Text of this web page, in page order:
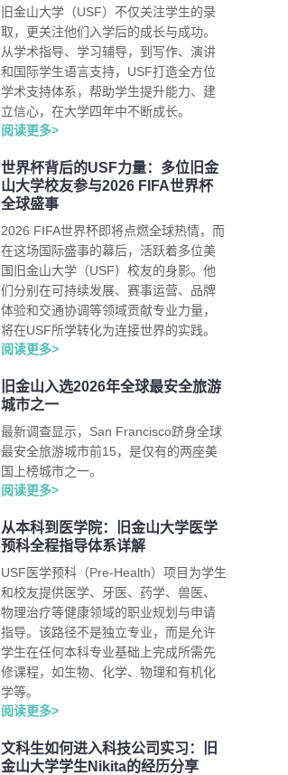
旧金山大学（USF）不仅关注学生的录
取，更关注他们入学后的成长与成功。
从学术指导、学习辅导，到写作、演讲
和国际学生语言支持，USF打造全方位
学术支持体系，帮助学生提升能力、建
立信心，在大学四年中不断成长。
阅读更多>
世界杯背后的USF力量：多位旧金
山大学校友参与2026 FIFA世界杯
全球盛事
2026 FIFA世界杯即将点燃全球热情，而
在这场国际盛事的幕后，活跃着多位美
国旧金山大学（USF）校友的身影。他
们分别在可持续发展、赛事运营、品牌
体验和交通协调等领域贡献专业力量，
将在USF所学转化为连接世界的实践。
阅读更多>
旧金山入选2026年全球最安全旅游
城市之一
最新调查显示，San Francisco跻身全球
最安全旅游城市前15，是仅有的两座美
国上榜城市之一。
阅读更多>
从本科到医学院：旧金山大学医学
预科全程指导体系详解
USF医学预科（Pre-Health）项目为学生
和校友提供医学、牙医、药学、兽医、
物理治疗等健康领域的职业规划与申请
指导。该路径不是独立专业，而是允许
学生在任何本科专业基础上完成所需先
修课程，如生物、化学、物理和有机化
学等。
阅读更多>
文科生如何进入科技公司实习：旧
金山大学学生Nikita的经历分享